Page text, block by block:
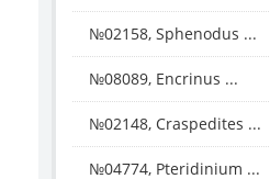
№02158, Sphenodus ...
№08089, Encrinus ...
№02148, Craspedites ...
№04774, Pteridinium ...